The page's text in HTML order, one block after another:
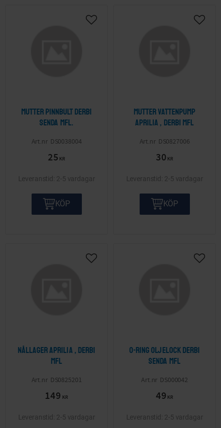
Mutter pinnbult Derbi
Senda mfl.
DS0038004
25 KR
Lägg till i önskelista
2-5 vardagar
KÖP
Mutter vattenpump
Aprilia , Derbi mfl
DS0827006
30 KR
Lägg
2-5 vardagar
KÖP
Nållager Aprilia , Derbi
mfl
DS0825201
149 KR
Lägg till i önskelista
2-5 vardagar
O-ring oljelock Derbi
Senda mfl
DS000042
49 KR
Lägg
2-5 vardagar